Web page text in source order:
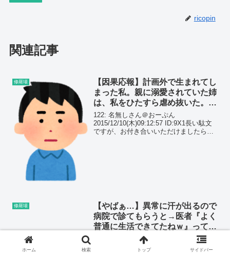
ricopin
関連記事
修羅場
【因果応報】計画外で生まれてし
まった私。親に溺愛されていた姉
は、私をひたすら虐め抜いた。→
数年後…
122: 名無しさん＠おーぷん
2015/12/10(木)09:12:57 ID:9X1長い駄文
ですが、お付き合いいただけましたら幸
修羅場
【やばぁ…】異常に汗が出るので
病院で診てもらうと→医者『よく
普通に生活できてたねｗ』って笑
1: 名無しさん＠おーぷん 2018/07/02(月)20:31:30 ID:bCGやけに汗が
出るから病院に行ったらバセドウ病だったでござるwww医者によく
ホーム 検索 トップ サイドバー